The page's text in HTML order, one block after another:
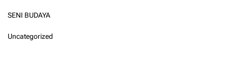
SENI BUDAYA
Uncategorized